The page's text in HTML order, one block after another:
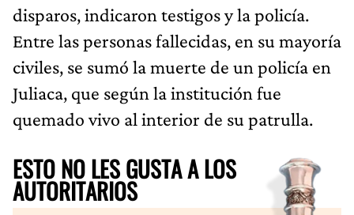
disparos, indicaron testigos y la policía.
Entre las personas fallecidas, en su mayoría
civiles, se sumó la muerte de un policía en
Juliaca, que según la institución fue
quemado vivo al interior de su patrulla.
ESTO NO LES GUSTA A LOS
AUTORITARIOS